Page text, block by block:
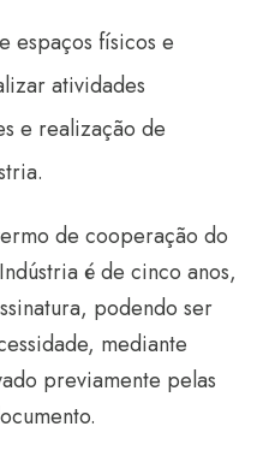
espaços físicos e
atividades
e realização de
de cooperação do
é de cinco anos,
podendo ser
mediante
previamente pelas